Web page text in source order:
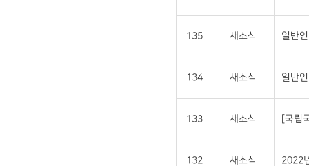
135 새소식 일반
134 새소식 일반
133 새소식 [국립
132 새소식 2022